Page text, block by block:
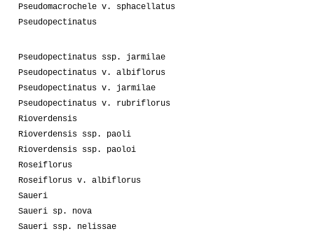
Pseudomacrochele v. sphacellatus
Pseudopectinatus
Pseudopectinatus ssp. jarmilae
Pseudopectinatus v. albiflorus
Pseudopectinatus v. jarmilae
Pseudopectinatus v. rubriflorus
Rioverdensis
Rioverdensis ssp. paoli
Rioverdensis ssp. paoloi
Roseiflorus
Roseiflorus v. albiflorus
Saueri
Saueri sp. nova
Saueri ssp. nelissae